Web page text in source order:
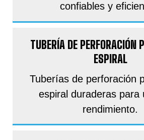
confiables y
TUBERÍA DE PERFORACIÓN
ESPIRAL
Tuberías de perforación
espiral duraderas para
rendimiento.